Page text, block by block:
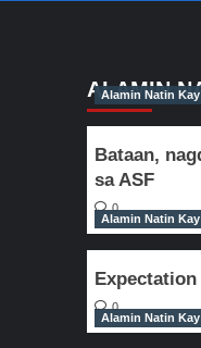
ALAMIN
Alamin Natin
Bataan,
sa ASF
0
Alamin Natin
0
Alamin Natin